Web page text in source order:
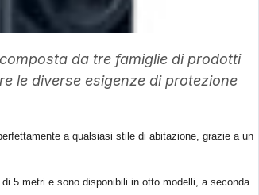
da tre famiglie di prodotti
le diverse esigenze di protezione
a qualsiasi stile di abitazione, grazie a un
5 metri e sono disponibili in otto modelli, a seconda